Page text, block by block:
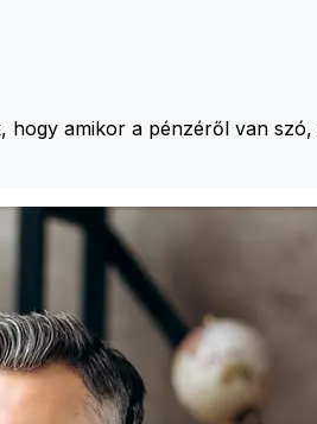
hogy amikor a pénzéről van szó,